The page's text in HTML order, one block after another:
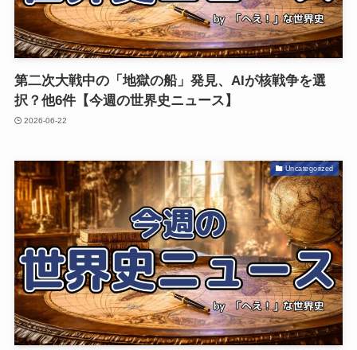
第二次大戦中の「地獄の船」発見、AIが核戦争を選
択？他6件【今週の世界史ニュース】
2026-06-22
Uncategorized